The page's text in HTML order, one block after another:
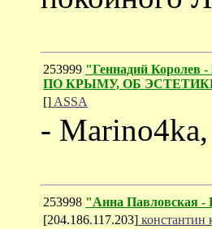
253999 "Геннадий
ПО КРЫМУ, ОБ
[] ASSA
- Marino4ka,
253998 "Анна Павловская -
[204.186.117.203] константин